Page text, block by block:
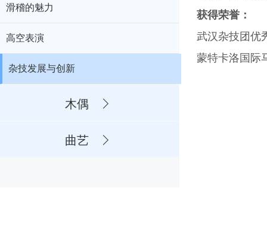
滑稽的魅力
高空表演
杂技发展与创新
木偶
曲艺
获得荣誉：
武汉杂技团优
蒙特卡洛国际